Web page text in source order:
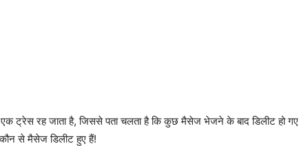
ट्रेस रह जाता है, जिससे पता चलता है कि कुछ मैसेज भेजने के बाद डिलीट हो गए
से मैसेज डिलीट हुए हैं!